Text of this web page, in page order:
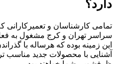
دارد؟
تمامی کارشناسان و تعمیرکارانی
سراسر تهران و کرج مشغول به
این زمینه بوده که هرساله با
آشنایی با محصولات جدید مناسب